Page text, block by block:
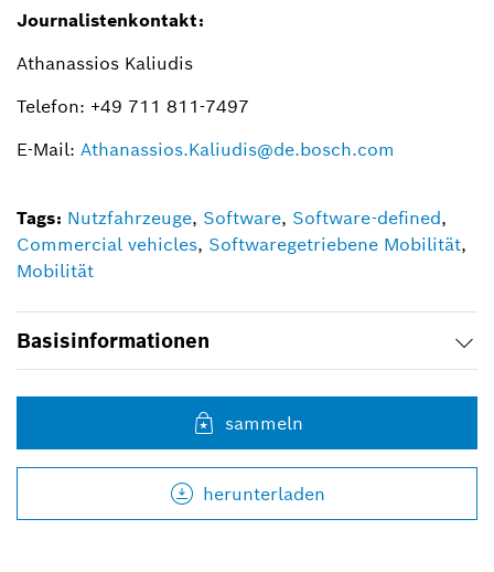
Journalistenkontakt:
Athanassios Kaliudis
Telefon: +49 711 811-7497
E-Mail: Athanassios.Kaliudis@de.bosch.com
Tags: Nutzfahrzeuge, Software, Software-defined,
Commercial vehicles, Softwaregetriebene Mobilität,
Mobilität
Basisinformationen
sammeln
herunterladen